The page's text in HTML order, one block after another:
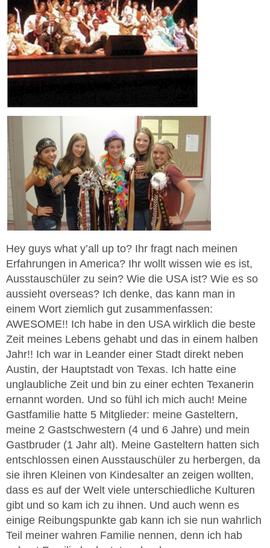
Hey guys what y’all up to? Ihr fragt nach meinen
Erfahrungen in America? Ihr wollt wissen wie es ist,
Ausstauschüler zu sein? Wie die USA ist? Wie es so
aussieht overseas? Ich denke, das kann man in
einem Wort ziemlich gut zusammenfassen:
AWESOME!! Ich habe in den USA wirklich die beste
Zeit meines Lebens gehabt und das in einem halben
Jahr!! Ich war in Leander einer Stadt direkt neben
Austin, der Hauptstadt von Texas. Ich hatte eine
unglaubliche Zeit und bin zu einer echten Texanerin
ernannt worden. Und so fühl ich mich auch! Meine
Gastfamilie hatte 5 Mitglieder: meine Gasteltern,
meine 2 Gastschwestern (4 und 6 Jahre) und mein
Gastbruder (1 Jahr alt). Meine Gasteltern hatten sich
entschlossen einen Ausstauschüler zu herbergen, da
sie ihren Kleinen von Kindesalter an zeigen wollten,
dass es auf der Welt viele unterschiedliche Kulturen
gibt und so kam ich zu ihnen. Und auch wenn es
einige Reibungspunkte gab kann ich sie nun wahrlich
Teil meiner wahren Familie nennen, denn ich hab